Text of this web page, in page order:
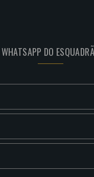
WHATSAPP DO